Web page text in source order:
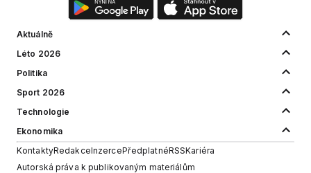
Aktuálně
Léto 2026
Politika
Sport 2026
Technologie
Ekonomika
KontaktyRedakceInzercePředplatnéRSSKariéra
Autorská práva k publikovaným materiálům